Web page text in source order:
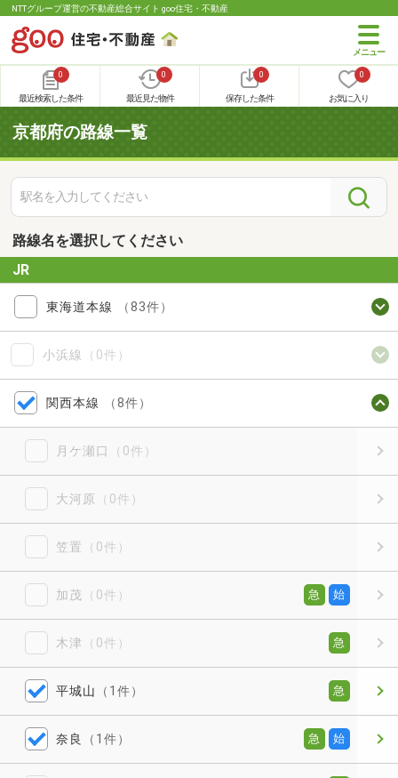
NTTグループ運営の不動産総合サイト goo住宅・不動産
0
最近検索した条件
0
最近見た物件
0
保存した条件
0
お気に入り
京都府の路線一覧
路線名を選択してください
JR
東海道本線 （83件）
小浜線 （0件）
関西本線 （8件）
月ケ瀬口 （0件）
大河原 （0件）
笠置 （0件）
加茂 （0件） 急 始
木津 （0件） 急
平城山 （1件） 急
奈良 （1件） 急 始